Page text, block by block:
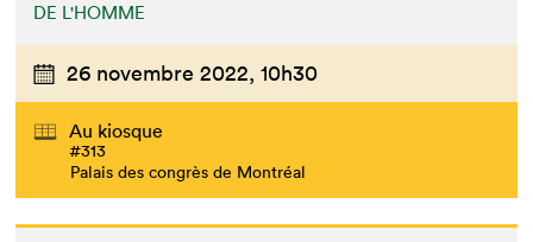
DE L'HOMME
26 novembre 2022, 10h30
Au kiosque
#313
Palais des congrès de Montréal